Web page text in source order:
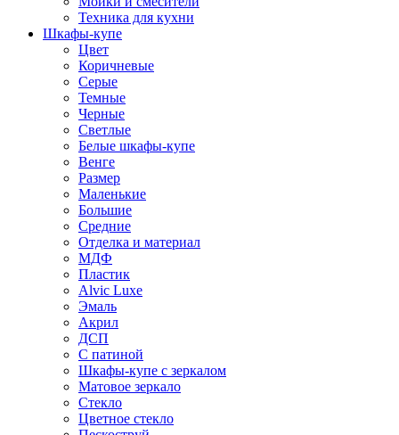
Техника для кухни
Шкафы-купе
Цвет
Коричневые
Серые
Темные
Черные
Светлые
Белые шкафы-купе
Венге
Размер
Маленькие
Большие
Средние
Отделка и материал
МДФ
Пластик
Alvic Luxe
Эмаль
Акрил
ДСП
С патиной
Шкафы-купе с зеркалом
Матовое зеркало
Стекло
Цветное стекло